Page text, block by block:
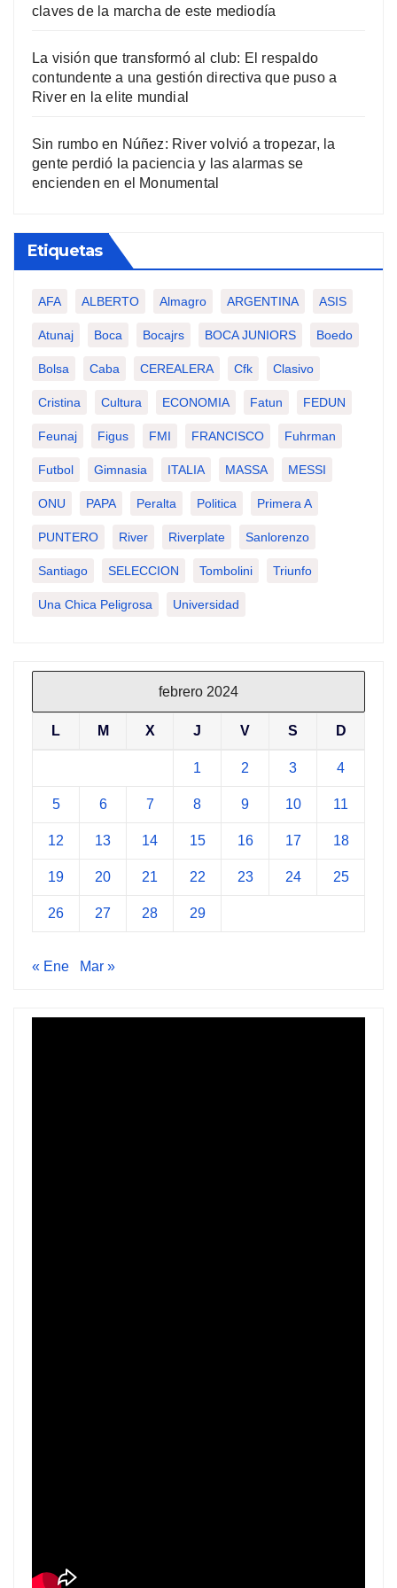
claves de la marcha de este mediodía
La visión que transformó al club: El respaldo
contundente a una gestión directiva que puso a
River en la elite mundial
Sin rumbo en Núñez: River volvió a tropezar, la
gente perdió la paciencia y las alarmas se
encienden en el Monumental
Etiquetas
AFA ALBERTO Almagro ARGENTINA ASIS
Atunaj Boca Bocajrs BOCA JUNIORS Boedo
Bolsa Caba CEREALERA Cfk Clasivo
Cristina Cultura ECONOMIA Fatun FEDUN
Feunaj Figus FMI FRANCISCO Fuhrman
Futbol Gimnasia ITALIA MASSA MESSI
ONU PAPA Peralta Politica Primera A
PUNTERO River Riverplate Sanlorenzo
Santiago SELECCION Tombolini Triunfo
Una Chica Peligrosa Universidad
febrero 2024
L M X J V S D
1 2 3 4
5 6 7 8 9 10 11
12 13 14 15 16 17 18
19 20 21 22 23 24 25
26 27 28 29
« Ene Mar »